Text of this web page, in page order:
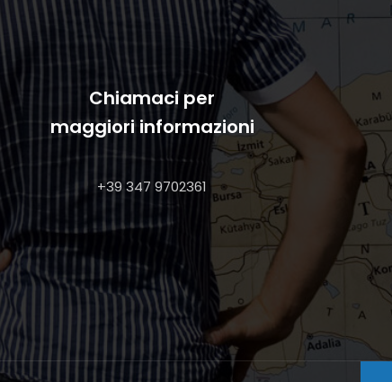
Chiamaci per
maggiori informazioni
+39 347 9702361